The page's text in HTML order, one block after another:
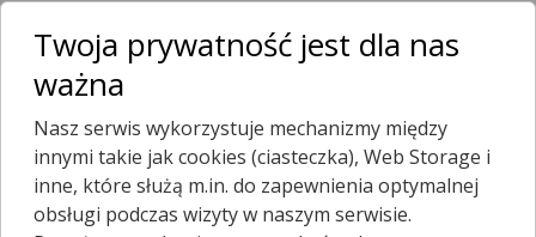
Placówki
Przychodnie w Jedliczu
Wybierz dzielnicę
BOREK
DWÓR
GÓRKA
GRABINY
Twoja prywatność jest dla nas
ważna
Nasz serwis wykorzystuje mechanizmy między
innymi takie jak cookies (ciasteczka), Web Storage i
inne, które służą m.in. do zapewnienia optymalnej
obsługi podczas wizyty w naszym serwisie.